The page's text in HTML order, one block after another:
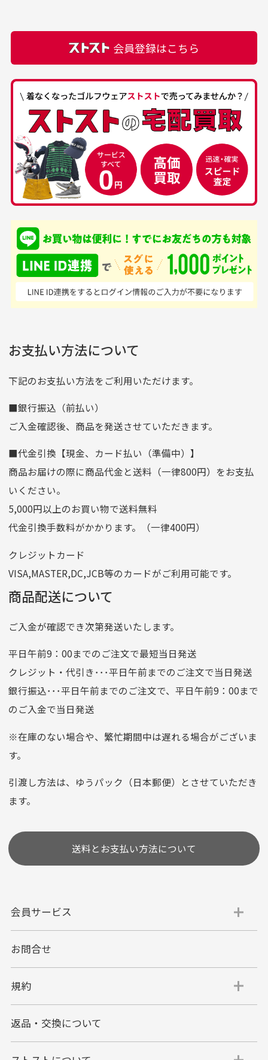
30代男性
中古ゴルフウェアの
品揃えがすごい
て、ここまでゴルフブラ
ンドの取り扱いがあるの
はすごい。 毎日たくさ
んの商品がアップされて
いるので新作チェックす
50代男性
安心して中古ウェア
を買えるお店です
ており商品を大切にして
いる感が伝わってきまし
た 「フロント部分に汚
れあり」と記載ありまし
[…]
カートの有効時間はありますか？
は自動的にカート内の商品が削除されますのでご注意
下さい。
お気に入り機能をご利用下さい。
ある場合もございます。
経年劣化について
当店では商品の管理には細心の注意を払っておりま
すが、経年により素材の劣化やパーツの強度低下が
生じている場合がございます。
銀行振込（前払い）
入金確認後商品発送となります。
※土曜、日曜、祝日は入金確認及び発送業務は致しておりま
せん。
尚、お振込み手数料はお客様ご負担となります。入金確認後
商品発送となります。
ご注文頂いてから7日以内をお振込み期限とさせ
りますのでご了承くださいませ。
支店名
和歌山支店
口座種別
普通
口座番号
0255557
口座名義
株式会社一条
ゆうちょ銀行
ゆうちょ間
記号
14710
他銀行から
店名
四七八（読みヨンナナハチ）
店番
478
預金種目
普通預金
口座番号
0776226
口座名義
株式会社一条
クレジットカード
選びいただけない場合がございます。
代金引換
代引手数料一律400円
す。
代金引換でのお支払い方法は現金のみとなりま
す。
申し込まれた商品と届いた商品が異なっている場合
商品説明に記載されていない汚れやダメージがある商品
の場合
会員登録はこちら
お支払い方法について
下記のお支払い方法をご利用いただけます。
■銀行振込（前払い）
ご入金確認後、商品を発送させていただきます。
■代金引換【現金、カード払い（準備中）】
商品お届けの際に商品代金と送料（一律800円）をお支払
いください。
5,000円以上のお買い物で送料無料
代金引換手数料がかかります。（一律400円）
クレジットカード
VISA,MASTER,DC,JCB等のカードがご利用可能です。
商品配送について
ご入金が確認でき次第発送いたします。
平日午前9：00までのご注文で最短当日発送
クレジット・代引き･･･平日午前までのご注文で当日発送
銀行振込･･･平日午前までのご注文で、平日午前9：00まで
のご入金で当日発送
※在庫のない場合や、繁忙期間中は遅れる場合がございま
す。
引渡し方法は、ゆうパック（日本郵便）とさせていただき
ます。
送料とお支払い方法について
会員サービス
お問合せ
規約
返品・交換について